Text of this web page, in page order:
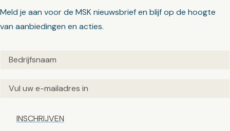
Meld je aan voor de MSK nieuwsbrief en blijf op de hoogte
van aanbiedingen en acties.
Untitled(Vereist)
Email(Vereist)
Captcha